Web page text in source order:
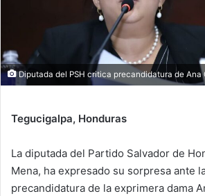
Diputada del PSH critica precandidatura de Ana
Tegucigalpa, Honduras
La diputada del Partido Salvador de
Mena, ha expresado su sorpresa ante
precandidatura de la exprimera dama